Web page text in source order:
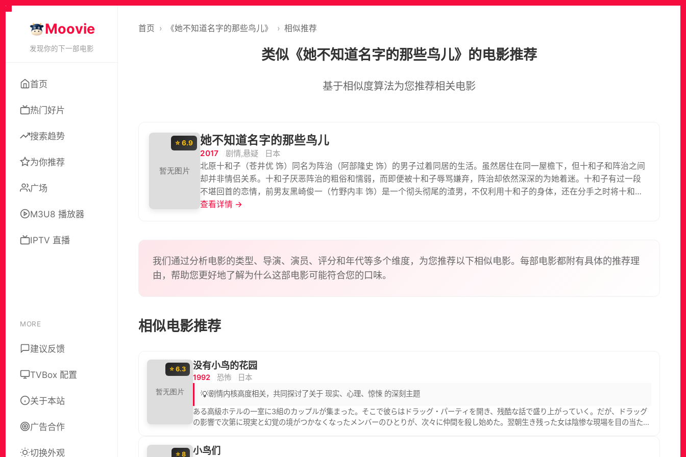
Moovie
发现你的下一部电影
首页
热门好片
搜索趋势
为你推荐
广场
M3U8 播放器
IPTV 直播
MORE
建议反馈
TVBox 配置
关于本站
广告合作
切换外观
首页 › 《她不知道名字的那些鸟儿》 › 相似推荐
类似《她不知道名字的那些鸟儿》的电影推荐
基于相似度算法为您推荐相关电影
⭐ 6.9 她不知道名字的那些鸟儿
2017 剧情,悬疑
日本
北原十和子（苍井优 饰）同名为阵治（阿部隆史 饰）的男子过着同居的生活。虽然居住在同一屋檐下，但十和子和阵治之间
却并非情侣关系。十和子厌恶阵治的粗俗和懦弱，而即便被十和子辱骂嫌弃，阵治却依然深深的为她着迷。十和子有过一段
不堪回首的恋情，前男友黑崎俊一（竹野内丰 饰）是一个彻头彻尾的渣男，不仅利用十和子的身体，还在分手之时将十和子
打成重伤。 一次偶然中，十和子结识了名为水岛真（松坂桃李 饰）的男子，一来二去之间，两人之间产生了不伦的感情。然
查看详情 →
我们通过分析电影的类型、导演、演员、评分和年代等多个维度，为您推荐以下相似电影。每部电影都附有具体的推荐理
由，帮助您更好地了解为什么这部电影可能符合您的口味。
相似电影推荐
⭐ 6.3 没有小鸟的花园
1992 恐怖 日本
💡剧情内核高度相关，共同探讨了关于 现实、心理、惊悚 的深刻主题
ある高級ホテルの一室に3組のカップルが集まった。そこで彼らはドラッグ・パーティを開き、残酷な話で盛り上がっていく。だが、ドラッグ
の影響で次第に現実と幻覚の境がつかなくなったメンバーのひとりが、次々に仲間を殺し始めた。翌朝生き残った女は陰惨な現場を目の当たり
⭐ 8 小鸟们